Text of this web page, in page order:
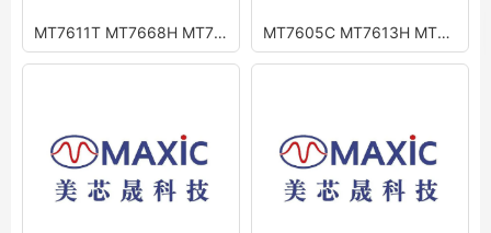
MT7611T MT7668H MT7667 MT7618BH MT7605C MT7613H MT7614H